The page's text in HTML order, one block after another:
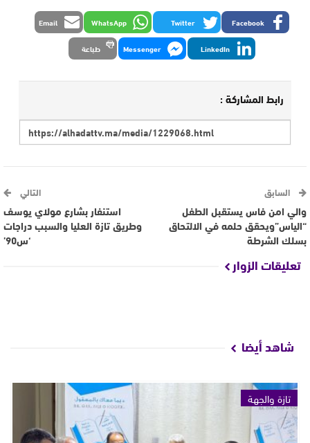
Facebook
Twitter
WhatsApp
Email
LinkedIn
Messenger طباعة
رابط المشاركة :
السابق
والي امن فاس يستقبل الطفل
“الياس”ويحقق حلمه في الالتحاق
بسلك الشرطة
التالي
استنفار بشارع مولاي يوسف
وطريق تازة العليا والسبب دراجات
‘س90’
تعليقات الزوار
شاهد أيضا
تازة والجهة